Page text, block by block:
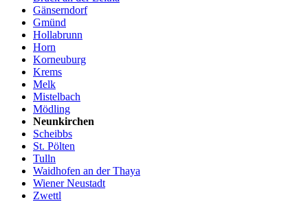
Gänserndorf
Gmünd
Hollabrunn
Horn
Korneuburg
Krems
Melk
Mistelbach
Mödling
Neunkirchen
Scheibbs
St. Pölten
Tulln
Waidhofen an der Thaya
Wiener Neustadt
Zwettl